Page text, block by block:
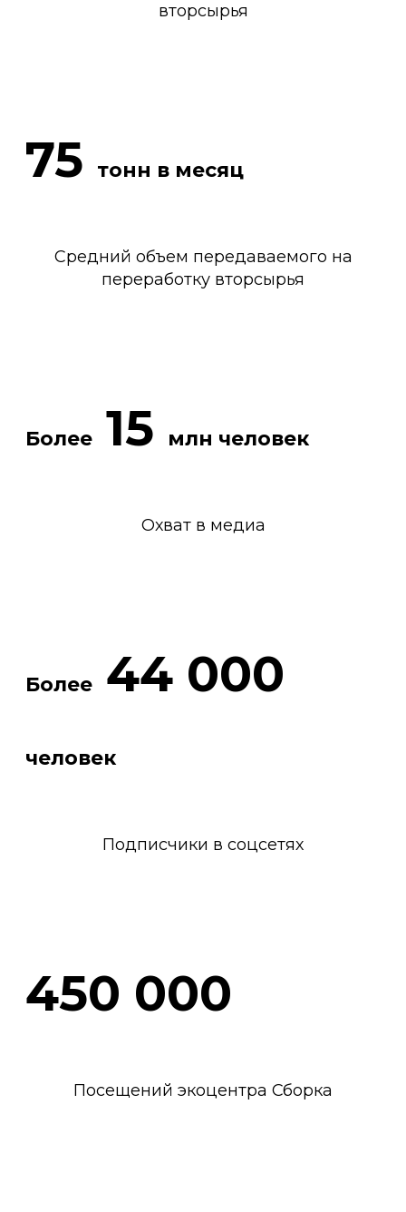
вторсырья
75 тонн в месяц
Средний объем передаваемого на
переработку вторсырья
Более 15 млн человек
Охват в медиа
Более 44 000
человек
Подписчики в соцсетях
450 000
Посещений экоцентра Сборка